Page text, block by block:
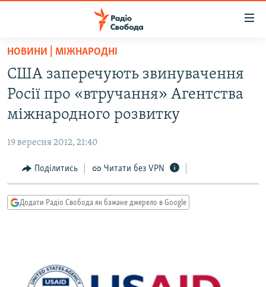
Перейти
основного
матеріалу
Перейти
до
основної
навігації
Перейти
до
пошуку
СТАТТІ
ЕКОНОМІКА
СУСПІЛЬСТВО
РОСІЙСЬКА «ФІЛЬТРАЦІЯ»
ДОНБАС.РЕАЛІЇ
ТИ ЯК?
МУЛЬТИМЕДІА
НОВИНИ | МІЖНАРОДНІ
США заперечують звинувачення
Росії про «втручання» Агентства
міжнародного розвитку
19 вересня 2012, 21:40
Поділитись Читати без VPN
Додати Радіо Свобода як бажане джерело в Google